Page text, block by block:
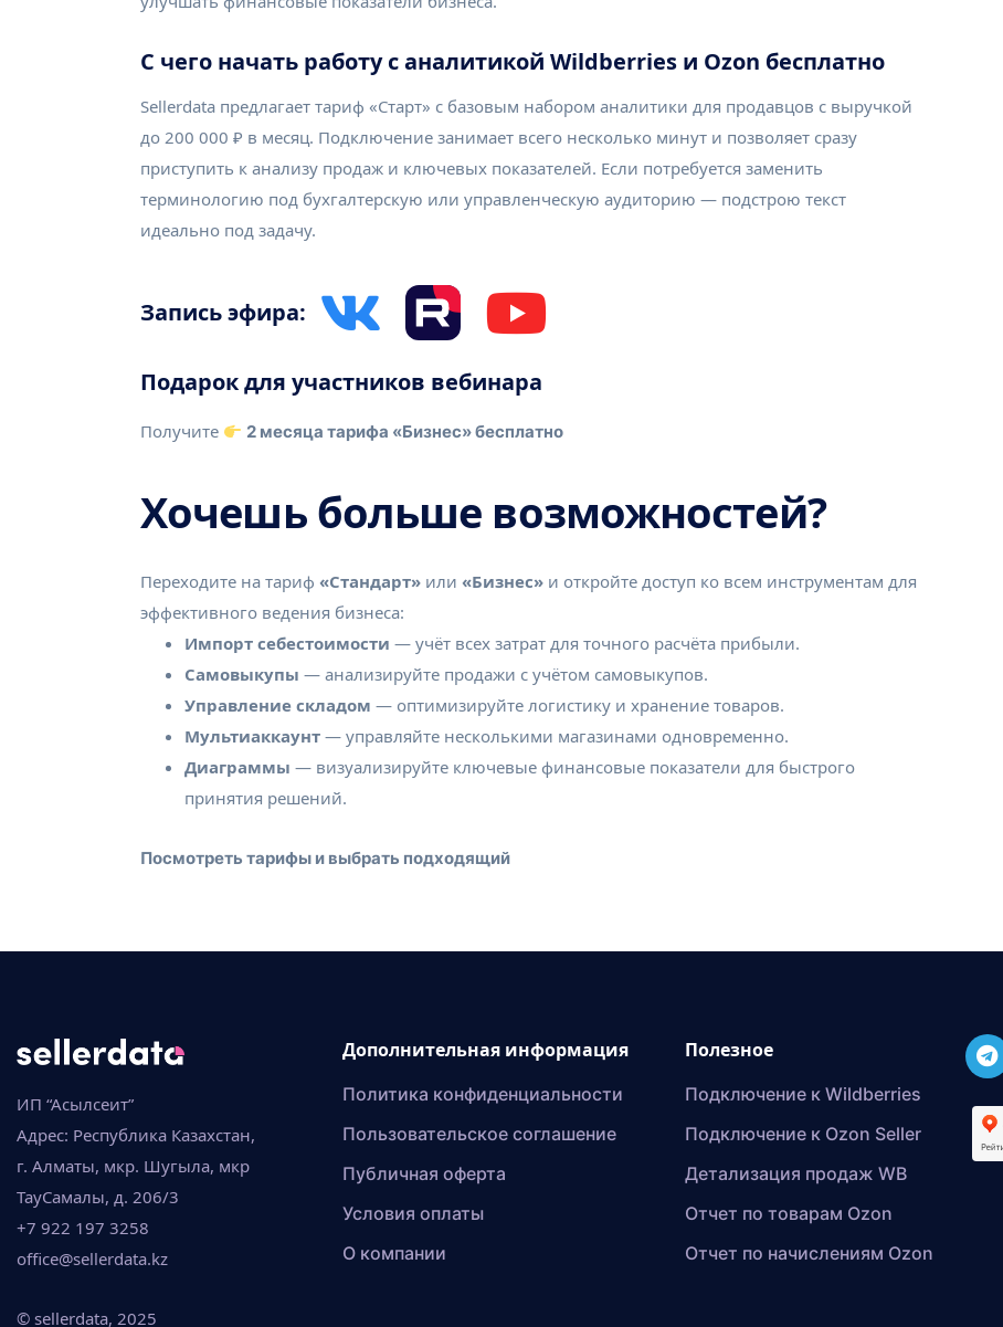
С чего начать работу с аналитикой Wildberries и Ozon бесплатно
Sellerdata предлагает тариф «Старт» с базовым набором аналитики для продавцов с выручкой
до 200 000 ₽ в месяц. Подключение занимает всего несколько минут и позволяет сразу
приступить к анализу продаж и ключевых показателей. Если потребуется заменить
терминологию под бухгалтерскую или управленческую аудиторию — подстрою текст
идеально под задачу.
Запись эфира:
Подарок для участников вебинара
Получите 2 месяца тарифа «Бизнес» бесплатно
Хочешь больше возможностей?
Переходите на тариф «Стандарт» или «Бизнес» и откройте доступ ко всем инструментам для
эффективного ведения бизнеса:
Импорт себестоимости — учёт всех затрат для точного расчёта прибыли.
Самовыкупы — анализируйте продажи с учётом самовыкупов.
Управление складом — оптимизируйте логистику и хранение товаров.
Мультиаккаунт — управляйте несколькими магазинами одновременно.
Диаграммы — визуализируйте ключевые финансовые показатели для быстрого
принятия решений.
Посмотреть тарифы и выбрать подходящий
ИП “Асылсеит”
Адрес: Республика Казахстан,
г. Алматы, мкр. Шугыла, мкр
ТауСамалы, д. 206/3
+7 922 197 3258
office@sellerdata.kz
© sellerdata, 2025
Дополнительная информация
Политика конфиденциальности
Пользовательское соглашение
Публичная оферта
Условия оплаты
О компании
Полезное
Подключение к Wildberries
Подключение к Ozon Seller
Детализация продаж WB
Отчет по товарам Ozon
Отчет по начислениям Ozon